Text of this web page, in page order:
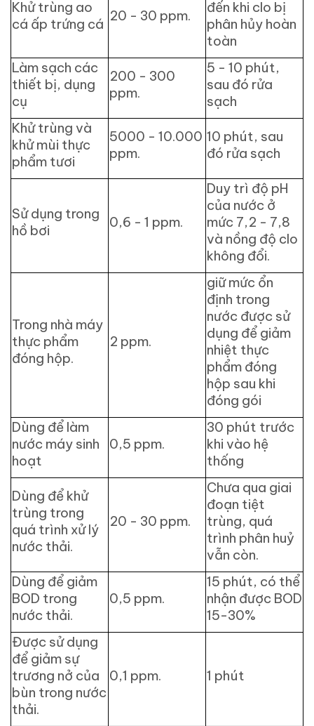
Khử trùng ao
cá ấp trứng cá 20 - 30 ppm.
đến khi clo bị
phân hủy hoàn
toàn
Làm sạch các
thiết bị, dụng
cụ
200 - 300
ppm.
5 - 10 phút,
sau đó rửa
sạch
Khử trùng và
khử mùi thực
phẩm tươi
5000 - 10.000
ppm.
10 phút, sau
đó rửa sạch
Sử dụng trong
hồ bơi
0,6 - 1 ppm.
Duy trì độ pH
của nước ở
mức 7,2 - 7,8
và nồng độ clo
không đổi.
Trong nhà máy
thực phẩm
đóng hộp.
2 ppm.
giữ mức ổn
định trong
nước được sử
dụng để giảm
nhiệt thực
phẩm đóng
hộp sau khi
đóng gói
Dùng để làm
nước máy sinh
hoạt
0,5 ppm.
30 phút trước
khi vào hệ
thống
Dùng để khử
trùng trong
quá trình xử lý
nước thải.
20 - 30 ppm.
Chưa qua giai
đoạn tiệt
trùng, quá
trình phân huỷ
vẫn còn.
Dùng để giảm
BOD trong
nước thải.
0,5 ppm.
15 phút, có thể
nhận được BOD
15-30%
Được sử dụng
để giảm sự
trương nở của
bùn trong nước
thải.
0,1 ppm. 1 phút